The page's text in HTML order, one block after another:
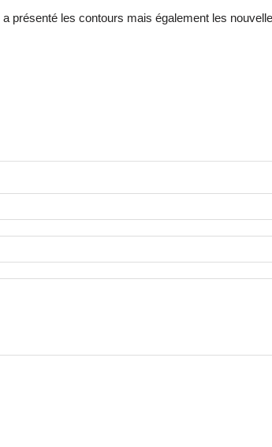
présenté les contours mais également les